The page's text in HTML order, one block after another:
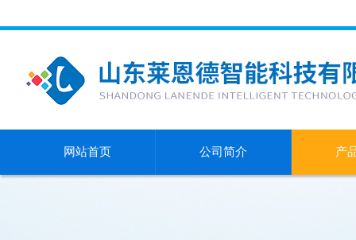
网站首页 公司简介 产